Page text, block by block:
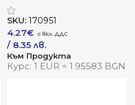
SKU: 170951
4.27€
/ 8.35 лв.
Към Продукта
Курс: 1 EUR = 1.95583 BGN